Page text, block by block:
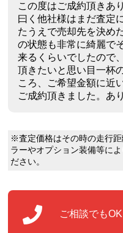
この度はご成約頂きあ
曰く他社様はまだ査定
たうえで売却先を決め
の状態も非常に綺麗で
来るくらいでしたので
頂きたいと思い目一杯
ころ、ご希望金額に近
ご成約頂きました。あ
※査定価格はその時の走行
ラーやオプション装備等に
ださい。
ご相談でもOK